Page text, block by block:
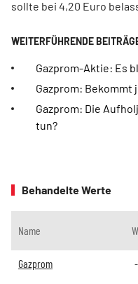
sollte bei 4,20 Euro
Gazprom-Aktie: Es
Gazprom: Bekommt
Gazprom: Die
tun?
Behandelte Werte
Name
Gazprom -